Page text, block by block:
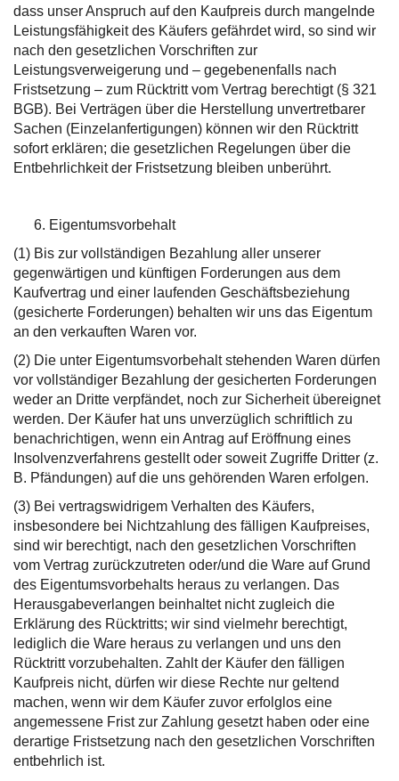
dass unser Anspruch auf den Kaufpreis durch mangelnde
Leistungsfähigkeit des Käufers gefährdet wird, so sind wir
nach den gesetzlichen Vorschriften zur
Leistungsverweigerung und – gegebenenfalls nach
Fristsetzung – zum Rücktritt vom Vertrag berechtigt (§ 321
BGB). Bei Verträgen über die Herstellung unvertretbarer
Sachen (Einzelanfertigungen) können wir den Rücktritt
sofort erklären; die gesetzlichen Regelungen über die
Entbehrlichkeit der Fristsetzung bleiben unberührt.
Eigentumsvorbehalt
(1) Bis zur vollständigen Bezahlung aller unserer
gegenwärtigen und künftigen Forderungen aus dem
Kaufvertrag und einer laufenden Geschäftsbeziehung
(gesicherte Forderungen) behalten wir uns das Eigentum
an den verkauften Waren vor.
(2) Die unter Eigentumsvorbehalt stehenden Waren dürfen
vor vollständiger Bezahlung der gesicherten Forderungen
weder an Dritte verpfändet, noch zur Sicherheit übereignet
werden. Der Käufer hat uns unverzüglich schriftlich zu
benachrichtigen, wenn ein Antrag auf Eröffnung eines
Insolvenzverfahrens gestellt oder soweit Zugriffe Dritter (z.
B. Pfändungen) auf die uns gehörenden Waren erfolgen.
(3) Bei vertragswidrigem Verhalten des Käufers,
insbesondere bei Nichtzahlung des fälligen Kaufpreises,
sind wir berechtigt, nach den gesetzlichen Vorschriften
vom Vertrag zurückzutreten oder/und die Ware auf Grund
des Eigentumsvorbehalts heraus zu verlangen. Das
Herausgabeverlangen beinhaltet nicht zugleich die
Erklärung des Rücktritts; wir sind vielmehr berechtigt,
lediglich die Ware heraus zu verlangen und uns den
Rücktritt vorzubehalten. Zahlt der Käufer den fälligen
Kaufpreis nicht, dürfen wir diese Rechte nur geltend
machen, wenn wir dem Käufer zuvor erfolglos eine
angemessene Frist zur Zahlung gesetzt haben oder eine
derartige Fristsetzung nach den gesetzlichen Vorschriften
entbehrlich ist.